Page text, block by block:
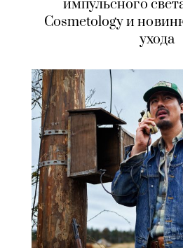
импульсного
Cosmetology и
ухода